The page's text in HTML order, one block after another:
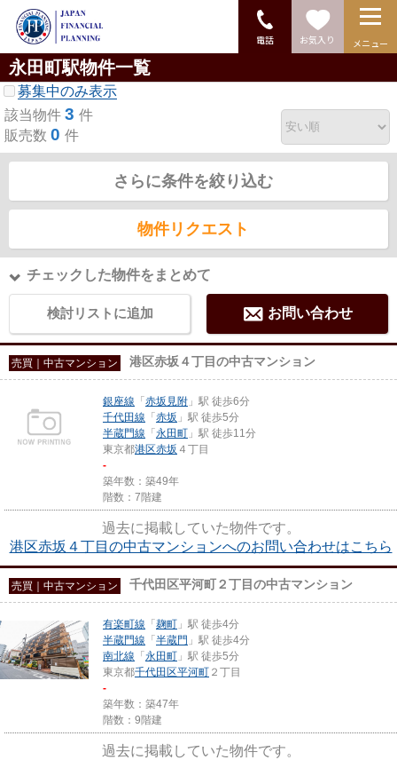
電話 お気入り メニュー
永田町駅物件一覧
募集中のみ表示
該当物件 3 件
販売数 0 件
さらに条件を絞り込む
物件リクエスト
チェックした物件をまとめて
検討リストに追加 お問い合わせ
売買｜中古マンション 港区赤坂４丁目の中古マンション
銀座線 「赤坂見附 」駅 徒歩6分
千代田線 「赤坂 」駅 徒歩5分
半蔵門線 「永田町 」駅 徒歩11分
東京都港区赤坂 ４丁目
-
築年数：築49年
階数：7階建
過去に掲載していた物件です。
港区赤坂４丁目の中古マンションへのお問い合わせはこちら
売買｜中古マンション 千代田区平河町２丁目の中古マンション
有楽町線 「麹町 」駅 徒歩4分
半蔵門線 「半蔵門 」駅 徒歩4分
南北線 「永田町 」駅 徒歩5分
東京都千代田区平河町 ２丁目
-
築年数：築47年
階数：9階建
過去に掲載していた物件です。